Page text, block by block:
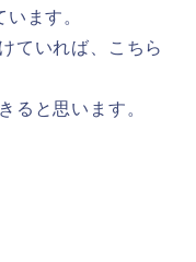
ます。
ていれば、こちら
ると思います。